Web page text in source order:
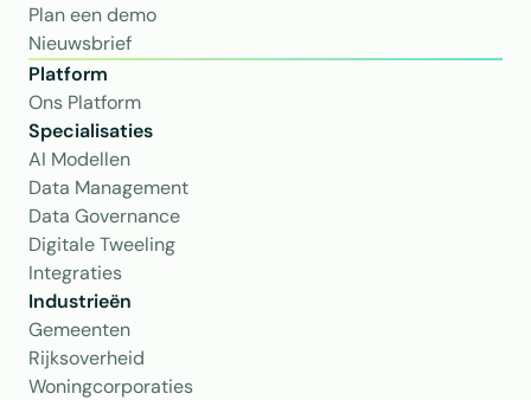
Plan een demo
Nieuwsbrief
Platform
Ons Platform
Specialisaties
AI Modellen
Data Management
Data Governance
Digitale Tweeling
Integraties
Industrieën
Gemeenten
Rijksoverheid
Woningcorporaties